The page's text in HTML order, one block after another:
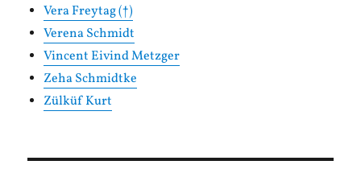
Vera Freytag (†)
Verena Schmidt
Vincent Eivind Metzger
Zeha Schmidtke
Zülküf Kurt